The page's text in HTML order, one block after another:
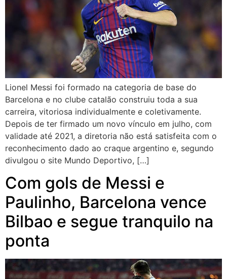
Lionel Messi foi formado na categoria de base do
Barcelona e no clube catalão construiu toda a sua
carreira, vitoriosa individualmente e coletivamente.
Depois de ter firmado um novo vínculo em julho, com
validade até 2021, a diretoria não está satisfeita com o
reconhecimento dado ao craque argentino e, segundo
divulgou o site Mundo Deportivo, […]
Com gols de Messi e
Paulinho, Barcelona vence
Bilbao e segue tranquilo na
ponta